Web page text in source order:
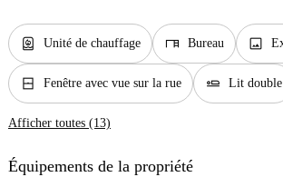
water_heater Unité de chauffage desk Bureau image
window_closed Fenêtre avec vue sur la rue airline_seat_flat Lit double
Afficher toutes (13)
Équipements de la propriété